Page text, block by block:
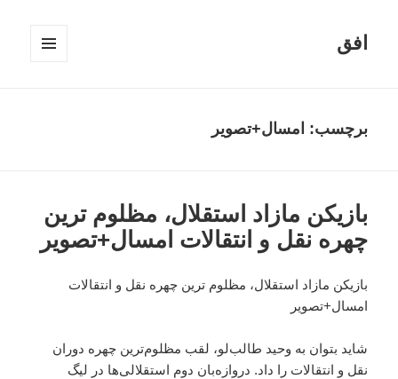
افق
برچسب: امسال+تصویر
بازیکن مازاد استقلال، مظلوم ترین
چهره نقل و انتقالات امسال+تصویر
بازیکن مازاد استقلال، مظلوم ترین چهره نقل و انتقالات
امسال+تصویر
شاید بتوان به وحید طالب‌لو، لقب مظلوم‌ترین چهره دوران
نقل و انتقالات را داد. دروازه‌بان دوم استقلالی‌ها در لیگ